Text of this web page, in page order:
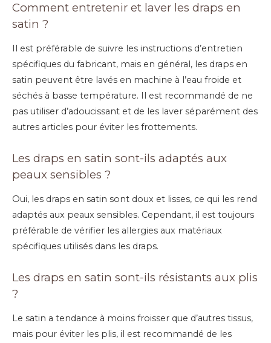
Comment entretenir et laver les draps en
satin ?
Il est préférable de suivre les instructions d’entretien
spécifiques du fabricant, mais en général, les draps en
satin peuvent être lavés en machine à l’eau froide et
séchés à basse température. Il est recommandé de ne
pas utiliser d’adoucissant et de les laver séparément des
autres articles pour éviter les frottements.
Les draps en satin sont-ils adaptés aux
peaux sensibles ?
Oui, les draps en satin sont doux et lisses, ce qui les rend
adaptés aux peaux sensibles. Cependant, il est toujours
préférable de vérifier les allergies aux matériaux
spécifiques utilisés dans les draps.
Les draps en satin sont-ils résistants aux plis
?
Le satin a tendance à moins froisser que d’autres tissus,
mais pour éviter les plis, il est recommandé de les